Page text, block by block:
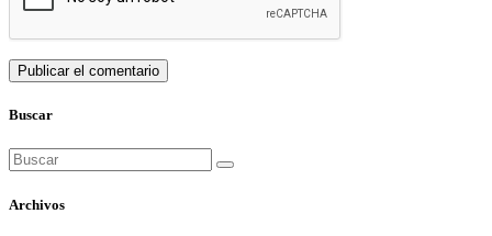
Buscar
Buscar:
Archivos